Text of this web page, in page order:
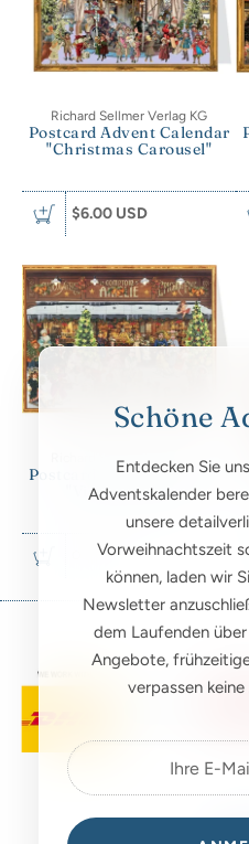
Richard Sellmer Verlag KG
Postcard Advent Calendar
"Christmas Carousel"
$6.00 USD
Richard Sellmer Verlag KG
Postcard Advent Calendar
"Victorian Shop"
Out of stock
Schöne
Entdecken Sie
Adventskalender
unsere
Vorweihnachtszeit
können, laden wir
Newsletter
dem Laufenden
Angebote,
verpassen